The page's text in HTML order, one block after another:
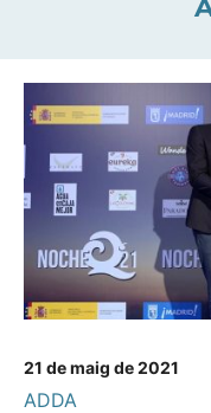
21 de maig de 2021
ADDA